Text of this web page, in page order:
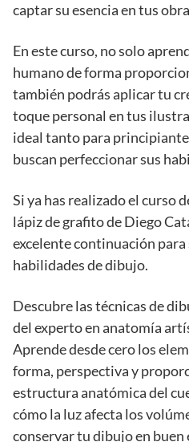
captar su esencia en tus
En este curso, no solo
humano de forma
también podrás aplicar tu
toque personal en tus
ideal tanto para
buscan perfeccionar sus
Si ya has realizado el curso
lápiz de grafito de Diego
excelente continuación
habilidades de dibujo.
Descubre las técnicas de
del experto en anatomía
Aprende desde cero los
forma, perspectiva y
estructura anatómica del
cómo la luz afecta los
conservar tu dibujo en buen